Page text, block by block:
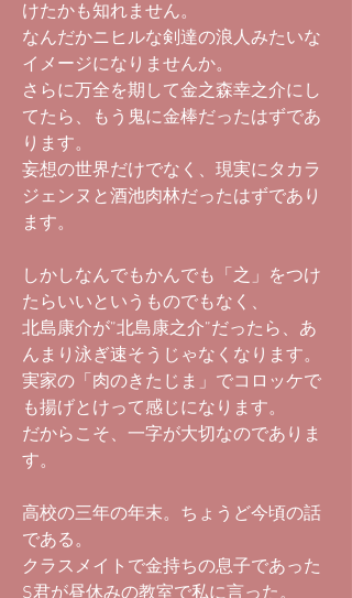
けたかも知れません。
なんだかニヒルな剣達の浪人みたいな
イメージになりませんか。
さらに万全を期して金之森幸之介にし
てたら、もう鬼に金棒だったはずであ
ります。
妄想の世界だけでなく、現実にタカラ
ジェンヌと酒池肉林だったはずであり
ます。
しかしなんでもかんでも「之」をつけ
たらいいというものでもなく、
北島康介が”北島康之介”だったら、あ
んまり泳ぎ速そうじゃなくなります。
実家の「肉のきたじま」でコロッケで
も揚げとけって感じになります。
だからこそ、一字が大切なのでありま
す。
高校の三年の年末。ちょうど今頃の話
である。
クラスメイトで金持ちの息子であった
S君が昼休みの教室で私に言った。